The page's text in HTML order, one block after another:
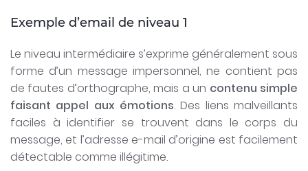
Exemple d’email de niveau 1
Le niveau intermédiaire s’exprime généralement sous
forme d’un message impersonnel, ne contient pas
de fautes d’orthographe, mais a un contenu simple
faisant appel aux émotions. Des liens malveillants
faciles à identifier se trouvent dans le corps du
message, et l’adresse e-mail d’origine est facilement
détectable comme illégitime.